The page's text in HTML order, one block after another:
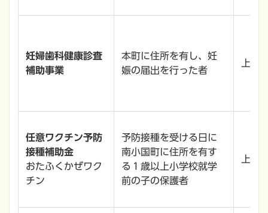
妊婦歯科健康診査
補助事業
本町に住所を有し、妊
娠の届出を行った者
上限
任意ワクチン予防
接種補助金
おたふくかぜワク
チン
予防接種を受ける日に
南小国町に住所を有す
る１歳以上小学校就学
前の子の保護者
上限